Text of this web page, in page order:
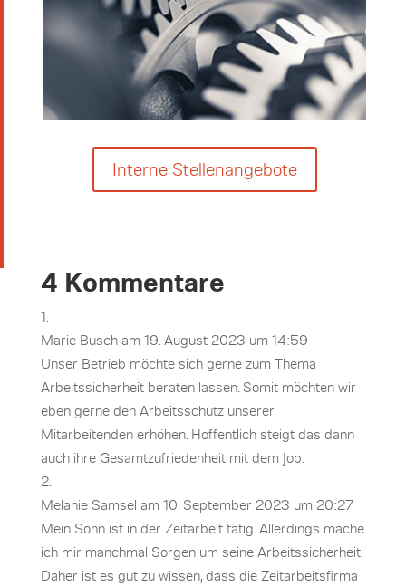
Interne Stellenangebote
4 Kommentare
Marie Busch am 19. August 2023 um 14:59
Unser Betrieb möchte sich gerne zum Thema
Arbeitssicherheit beraten lassen. Somit möchten wir
eben gerne den Arbeitsschutz unserer
Mitarbeitenden erhöhen. Hoffentlich steigt das dann
auch ihre Gesamtzufriedenheit mit dem Job.
Melanie Samsel am 10. September 2023 um 20:27
Mein Sohn ist in der Zeitarbeit tätig. Allerdings mache
ich mir manchmal Sorgen um seine Arbeitssicherheit.
Daher ist es gut zu wissen, dass die Zeitarbeitsfirma